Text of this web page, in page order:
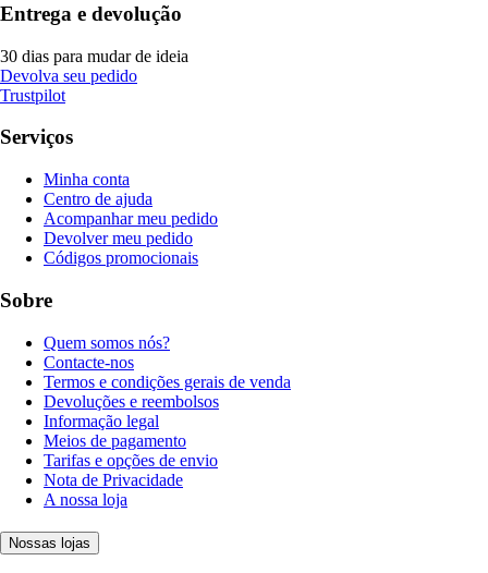
Entrega e devolução
30 dias para mudar de ideia
Devolva seu pedido
Trustpilot
Serviços
Minha conta
Centro de ajuda
Acompanhar meu pedido
Devolver meu pedido
Códigos promocionais
Sobre
Quem somos nós?
Contacte-nos
Termos e condições gerais de venda
Devoluções e reembolsos
Informação legal
Meios de pagamento
Tarifas e opções de envio
Nota de Privacidade
A nossa loja
Nossas lojas